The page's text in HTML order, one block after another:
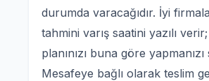
durumda varacağıdır. İyi
tahmini varış saatini yazılı
planınızı buna göre yapmanızı
Mesafeye bağlı olarak teslim